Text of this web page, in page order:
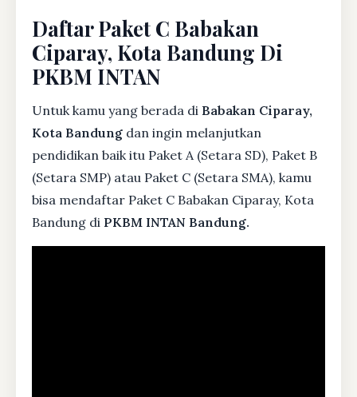
Daftar Paket C Babakan
Ciparay, Kota Bandung Di
PKBM INTAN
Untuk kamu yang berada di Babakan Ciparay,
Kota Bandung dan ingin melanjutkan
pendidikan baik itu Paket A (Setara SD), Paket B
(Setara SMP) atau Paket C (Setara SMA), kamu
bisa mendaftar Paket C Babakan Ciparay, Kota
Bandung di PKBM INTAN Bandung.